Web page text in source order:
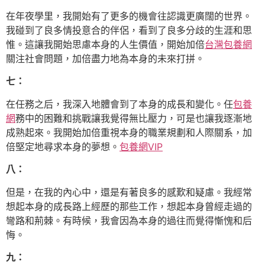
在年夜學里，我開始有了更多的機會往認識更廣闊的世界。
我碰到了良多情投意合的伴侶，看到了良多分歧的生涯和思
惟。這讓我開始思慮本身的人生價值，開始加倍台灣包養網
關注社會問題，加倍盡力地為本身的未來打拼。
七：
在任務之后，我深入地體會到了本身的成長和變化。任包養
網務中的困難和挑戰讓我覺得無比壓力，可是也讓我逐漸地
成熟起來。我開始加倍重視本身的職業規劃和人際關系，加
倍堅定地尋求本身的夢想。 包養網VIP
八：
但是，在我的內心中，還是有著良多的感歎和疑慮。我經常
想起本身的成長路上經歷的那些工作，想起本身曾經走過的
彎路和荊棘。有時候，我會因為本身的過往而覺得慚愧和后
悔。
九：